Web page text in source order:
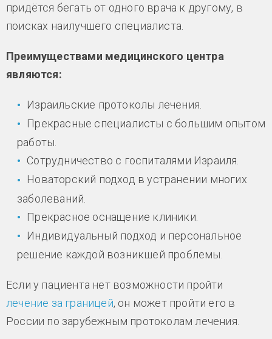
придётся бегать от одного врача к другому, в
поисках наилучшего специалиста.
Преимуществами медицинского центра
являются:
Израильские протоколы лечения.
Прекрасные специалисты с большим опытом
работы.
Сотрудничество с госпиталями Израиля.
Новаторский подход в устранении многих
заболеваний.
Прекрасное оснащение клиники.
Индивидуальный подход и персональное
решение каждой возникшей проблемы.
Если у пациента нет возможности пройти
лечение за границей, он может пройти его в
России по зарубежным протоколам лечения.